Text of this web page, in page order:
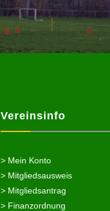
Vereinsinfo
> Mein Konto
> Mitgliedsausweis
> Mitgliedsantrag
> Finanzordnung